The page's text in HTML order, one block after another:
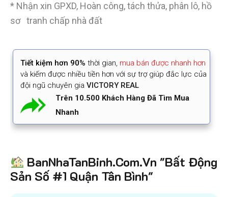
* Nhận xin GPXD, Hoàn công, tách thửa, phân lô, hồ
sơ tranh chấp nhà đất
Tiết kiệm hơn 90% thời gian, mua bán được nhanh hơn
và kiếm được nhiều tiền hơn với sự trợ giúp đắc lực của
đội ngũ chuyên gia VICTORY REAL
Trên 10.500 Khách Hàng Đã Tìm Mua
Nhanh
BanNhaTanBinh.Com.Vn "Bất Động
Sản Số #1 Quận Tân Bình"